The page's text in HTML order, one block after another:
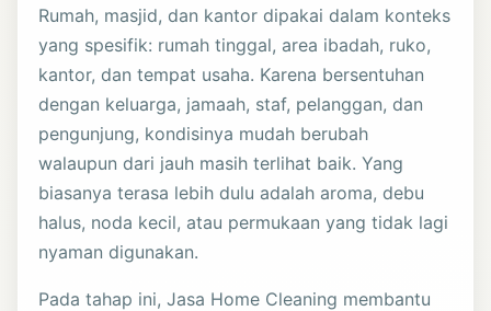
Rumah, masjid, dan kantor dipakai dalam konteks
yang spesifik: rumah tinggal, area ibadah, ruko,
kantor, dan tempat usaha. Karena bersentuhan
dengan keluarga, jamaah, staf, pelanggan, dan
pengunjung, kondisinya mudah berubah
walaupun dari jauh masih terlihat baik. Yang
biasanya terasa lebih dulu adalah aroma, debu
halus, noda kecil, atau permukaan yang tidak lagi
nyaman digunakan.
Pada tahap ini,Jasa Home Cleaning membantu